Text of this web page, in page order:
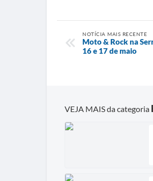
NOTÍCIA MAIS RECENTE
Moto & Rock na
16 e 17 de maio
VEJA MAIS da categoria